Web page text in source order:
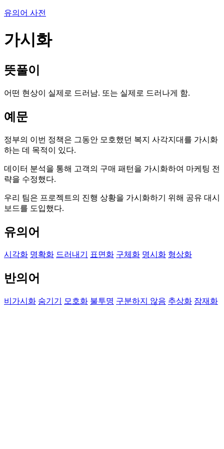
유의어 사전
가시화
뜻풀이
어떤 현상이 실제로 드러남. 또는 실제로 드러나게 함.
예문
정부의 이번 정책은 그동안 모호했던 복지 사각지대를 가시화
하는 데 목적이 있다.
데이터 분석을 통해 고객의 구매 패턴을 가시화하여 마케팅 전
략을 수정했다.
우리 팀은 프로젝트의 진행 상황을 가시화하기 위해 공유 대시
보드를 도입했다.
유의어
시각화 명확화 드러내기 표면화 구체화 명시화 형상화
반의어
비가시화 숨기기 모호화 불투명 구분하지 않음 추상화 잠재화